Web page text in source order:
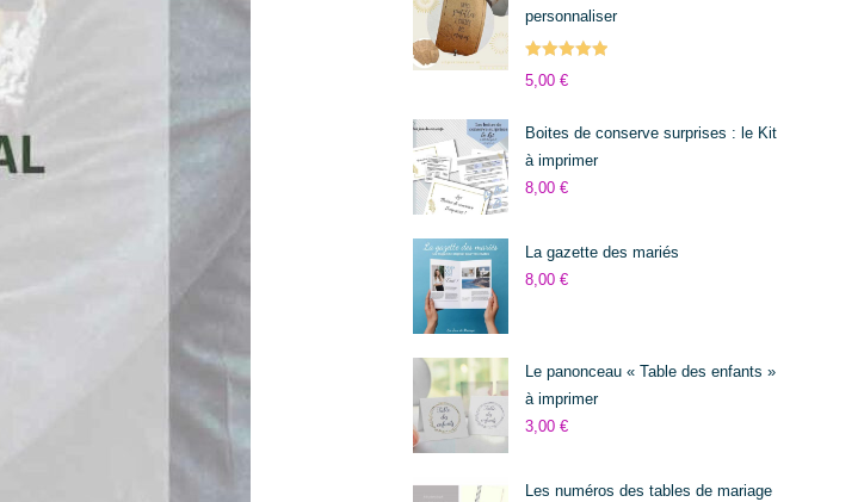
personnaliser
Note 5.00
5,00 €
Boites de conserve surprises : le Kit
à imprimer
8,00 €
La gazette des mariés
8,00 €
Le panonceau « Table des enfants »
à imprimer
3,00 €
Les numéros des tables de mariage